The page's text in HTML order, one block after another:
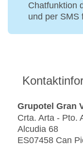
Chatfunktion
und per SMS
Grupotel Gran
Crta. Arta - Pto.
Alcudia 68
ES07458 Can